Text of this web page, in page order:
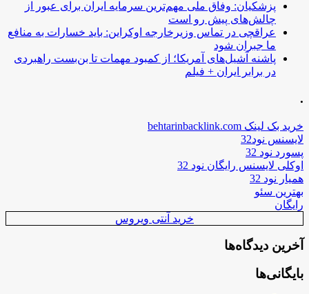
پزشکیان: وفاق ملی مهم‌ترین سرمایه ایران برای عبور از
چالش‌های پیش رو است
عراقچی در تماس وزیرخارجه اوکراین: باید خسارات به منافع
ما جبران شود
پاشنه آشیل‌های آمریکا؛ از کمبود مهمات تا بن‌بست راهبردی
در برابر ایران + فیلم
.
خرید بک لینک behtarinbacklink.com
لایسنس نود32
پسورد نود 32
اوکلی لایسنس رایگان نود 32
همیار نود 32
بهترین سئو
رایگان
خرید آنتی ویروس
آخرین دیدگاه‌ها
بایگانی‌ها